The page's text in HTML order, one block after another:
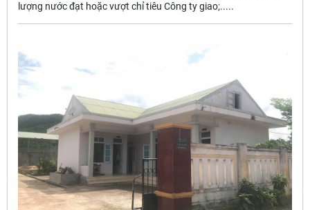
lượng nước đạt hoặc vượt chỉ tiêu Công ty giao;.....